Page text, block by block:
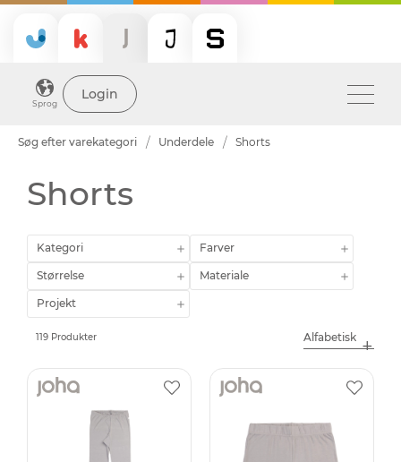
Sprog
Login
Søg efter varekategori Underdele Shorts
Shorts
Kategori Farver
Størrelse Materiale
Projekt
119 Produkter